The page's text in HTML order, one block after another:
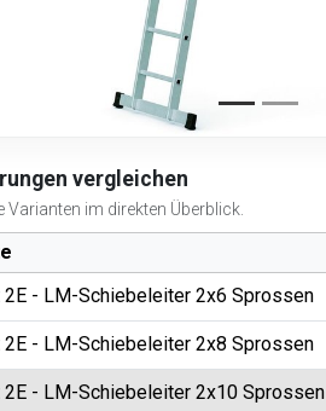
vergleichen
Varianten im direkten Überblick.
2E - LM-Schiebeleiter 2x6 Sprossen
2E - LM-Schiebeleiter 2x8 Sprossen
2E - LM-Schiebeleiter 2x10 Sprossen